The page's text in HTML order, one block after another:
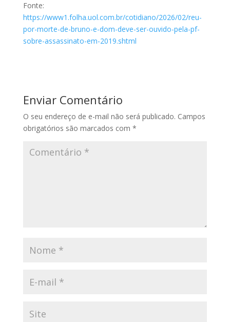
Fonte:
https://www1.folha.uol.com.br/cotidiano/2026/02/reu-
por-morte-de-bruno-e-dom-deve-ser-ouvido-pela-pf-
sobre-assassinato-em-2019.shtml
Enviar Comentário
O seu endereço de e-mail não será publicado. Campos
obrigatórios são marcados com *